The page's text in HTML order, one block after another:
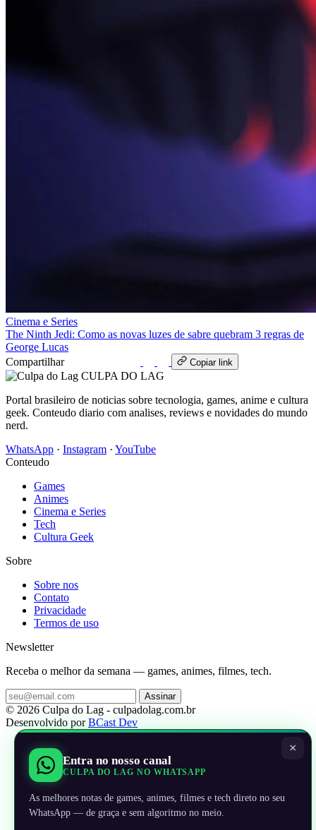
Cinema e Series
The Ninth Jedi: Como as novas luzes de sabre quebram 3 regras de
George Lucas
Compartilhar
Copiar link
CULPA DO LAG
Portal brasileiro de noticias sobre tecnologia, games, anime e cultura
geek. Conteudo diario com analises, reviews e novidades do mundo
nerd.
WhatsApp · Instagram · YouTube
Conteudo
Games
Animes
Cinema e Series
Tech
Cultura Geek
Sobre
Sobre nos
Contato
Privacidade
Termos de uso
Newsletter
Receba o melhor da semana — games, animes, filmes, tech.
Assinar
© 2026 Culpa do Lag - culpadolag.com.br
Desenvolvido porBCast Dev
×
Entra no nosso canal
CULPA DO LAG NO WHATSAPP
As melhores notas de games, animes, filmes e tech direto no seu
WhatsApp — de graça e sem algoritmo no meio.